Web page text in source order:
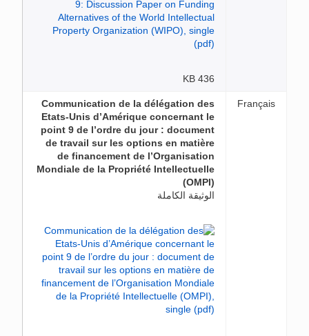
436 KB
Français
Communication de la délégation des
Etats-Unis d’Amérique concernant le
point 9 de l’ordre du jour : document
de travail sur les options en matière
de financement de l’Organisation
Mondiale de la Propriété Intellectuelle
(OMPI)
الوثيقة الكاملة